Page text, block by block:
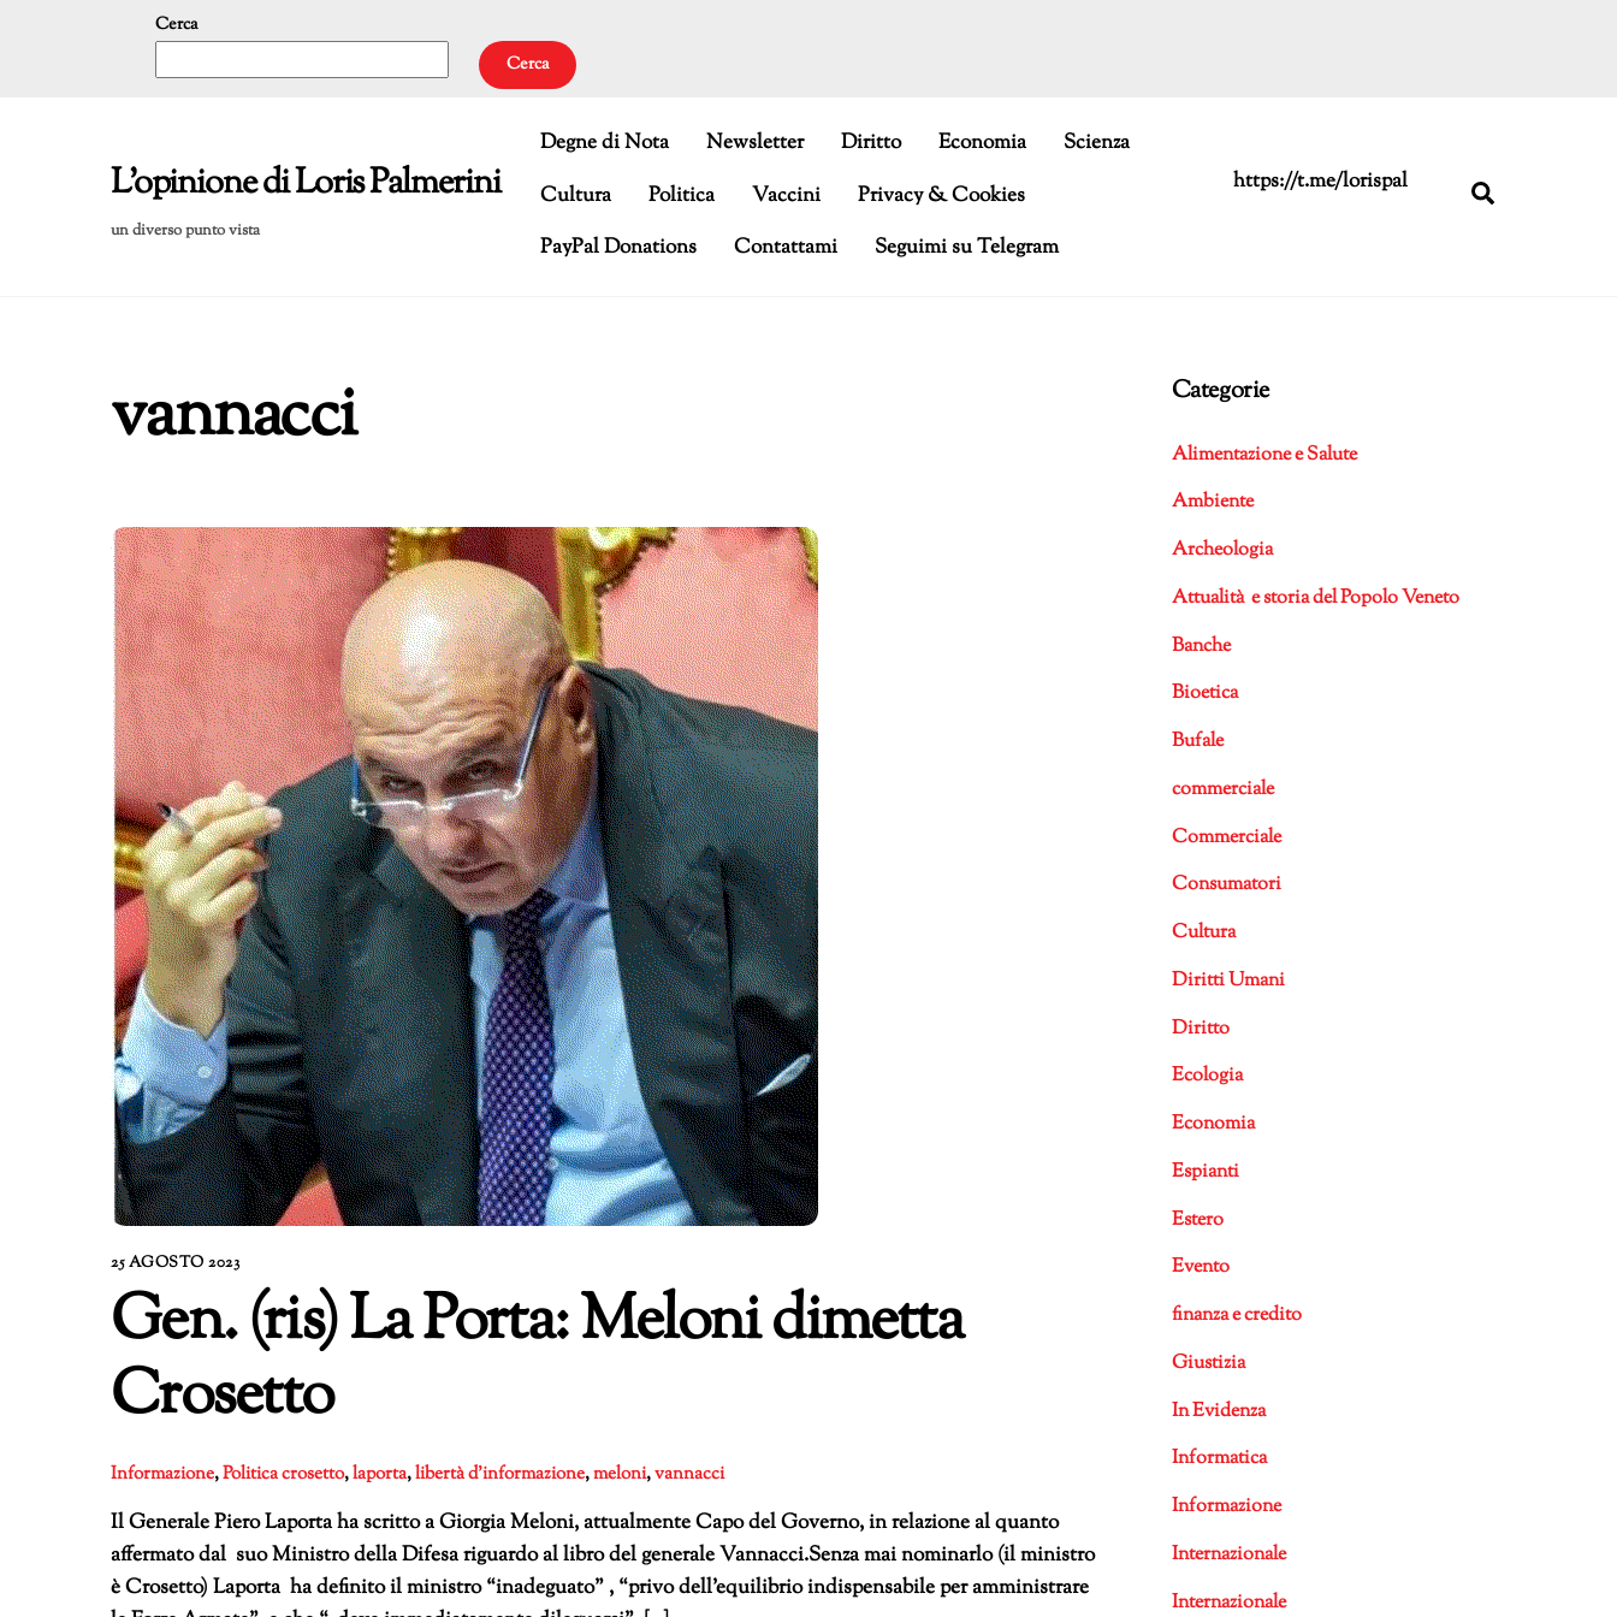
Cerca
Cerca
L'opinione di Loris Palmerini
un diverso punto vista
https://t.me/lorispal
Degne di Nota Newsletter Diritto Economia
Scienza
Cultura
Politica Vaccini
Privacy & Cookies
PayPal Donations
Contattami Seguimi su Telegram
vannacci
25 AGOSTO 2023
Gen. (ris) La Porta: Meloni dimetta
Crosetto
Informazione,Politicacrosetto,laporta,libertà d'informazione,meloni,vannacci
Il Generale Piero Laporta ha scritto a Giorgia Meloni, attualmente Capo del Governo, in relazione al quanto
affermato dal suo Ministro della Difesa riguardo al libro del generale Vannacci.Senza mai nominarlo (il ministro
è Crosetto) Laporta ha definito il ministro “inadeguato” , “privo dell’equilibrio indispensabile per amministrare
Categorie
Alimentazione e Salute
Ambiente
Archeologia
Attualità e storia del Popolo Veneto
Banche
Bioetica
Bufale
commerciale
Commerciale
Consumatori
Cultura
Diritti Umani
Diritto
Ecologia
Economia
Espianti
Estero
Evento
finanza e credito
Giustizia
In Evidenza
Informatica
Informazione
Internazionale
Internazionale